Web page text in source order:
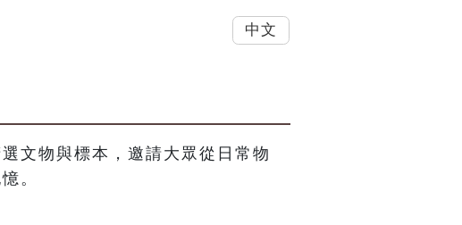
文物與標本，邀請大眾從日常物
。